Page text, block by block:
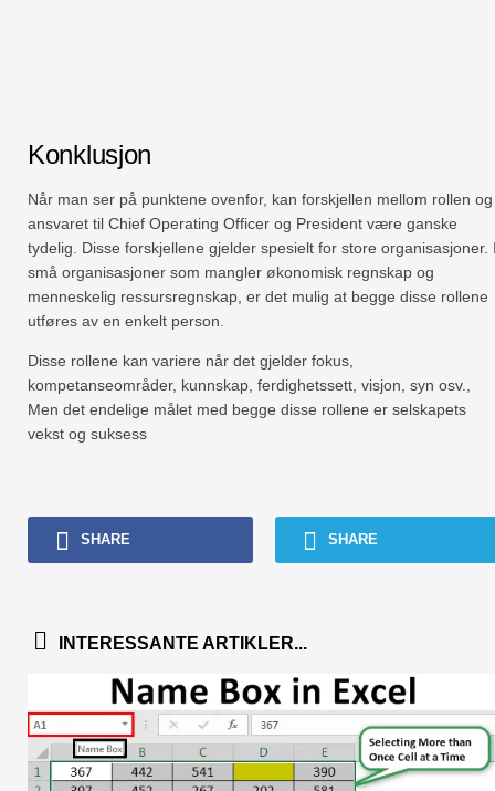
Konklusjon
Når man ser på punktene ovenfor, kan forskjellen mellom rollen og
ansvaret til Chief Operating Officer og President være ganske
tydelig. Disse forskjellene gjelder spesielt for store organisasjoner.
små organisasjoner som mangler økonomisk regnskap og
menneskelig ressursregnskap, er det mulig at begge disse rollene
utføres av en enkelt person.
Disse rollene kan variere når det gjelder fokus,
kompetanseområder, kunnskap, ferdighetssett, visjon, syn osv.,
Men det endelige målet med begge disse rollene er selskapets
vekst og suksess
SHARE SHARE
INTERESSANTE ARTIKLER...